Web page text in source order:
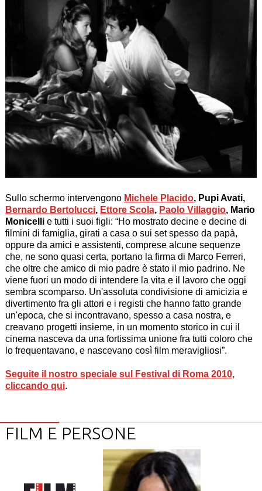
Sullo schermo intervengono Michele Placido, Pupi Avati,
Bernardo Bertolucci, Ettore Scola, Paolo Villaggio, Mario
Monicelli e tutti i suoi figli: “Ho mostrato decine e decine di
filmini di famiglia, girati a casa o sui set spesso da papà,
oppure da amici e assistenti, comprese alcune sequenze
che, ne sono quasi certa, portano la firma di Marco Ferreri,
che oltre che amico di mio padre è stato il mio padrino. Ne
viene fuori un modo di intendere la vita e il lavoro che oggi
sembra scomparso. Un'assoluta condivisione di amicizia e
divertimento fra gli attori e i registi che hanno fatto grande
un'epoca, che si incontravano, spesso a casa nostra, e
creavano progetti insieme, in un momento storico in cui il
cinema nasceva da una fortissima unione fra tutti coloro che
lo frequentavano, e nascevano così film meravigliosi”.
Seguite il nostro speciale sul Festival di Roma 2010,
cliccando qui.
FILM E PERSONE